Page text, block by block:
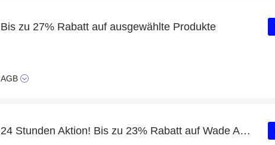
Bis zu 27% Rabatt auf ausgewählte Produkte
AGB
24 Stunden Aktion! Bis zu 23% Rabatt auf Wade All City 11 V2 "Dreamer"